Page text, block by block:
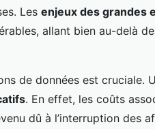
Les enjeux des grandes
allant bien au-delà
de données est cruciale.
. En effet, les coûts
dû à l’interruption des